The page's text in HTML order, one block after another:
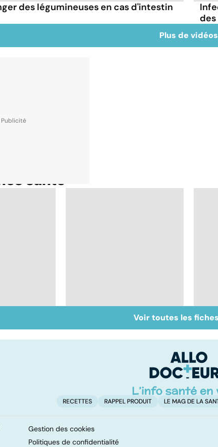
des légumineuses en cas d'intestin
Plus de vidéos
santé
Inflammation des
amygdales : que faire
Voir toutes les
RECETTES RAPPEL PRODUIT LE MAG DE LA
Gestion des cookies
Politiques de confidentialité